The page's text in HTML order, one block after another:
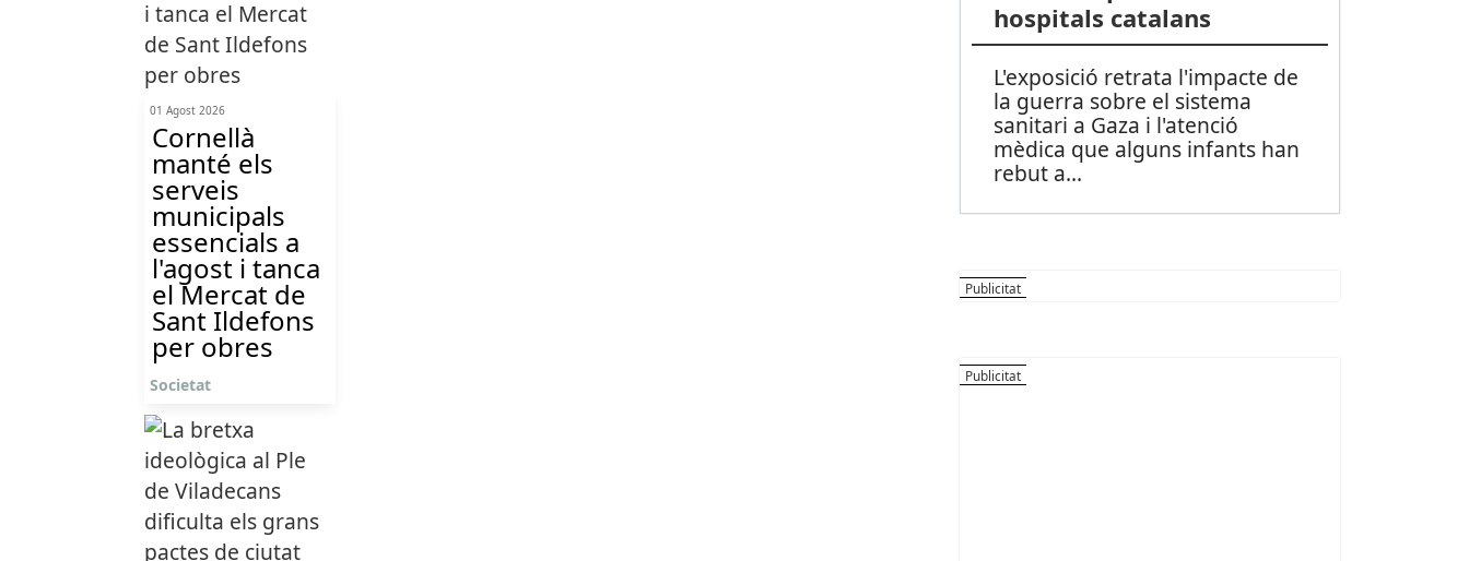
01 Agost 2026
Cornellà
manté els
serveis
municipals
essencials a
l'agost i tanca
el Mercat de
Sant Ildefons
per obres
Societat
hospitals catalans
L'exposició retrata l'impacte de
la guerra sobre el sistema
sanitari a Gaza i l'atenció
mèdica que alguns infants han
rebut a...